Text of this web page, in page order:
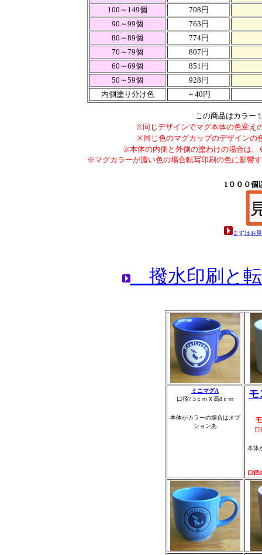
100～149個
708円
90～99個
763円
80～89個
774円
70～79個
807円
60～69個
851円
50～59個
928円
内側塗り分け色
＋40円
この商品はカラー
※同じデザインでマグ本体の色変え
※同じ色のマグカップのデザインの
※本体の内側と外側の塗わけの場合は、
※マグカラーが濃い色の場合転写印刷の色に影響
1０００個以
まずはお
撥水印刷と転
ミニマグA
口径7.5ｃｍＸ高8ｃｍ
本体がカラーの場合はオプ
ションあ
モ
口
本体
口径